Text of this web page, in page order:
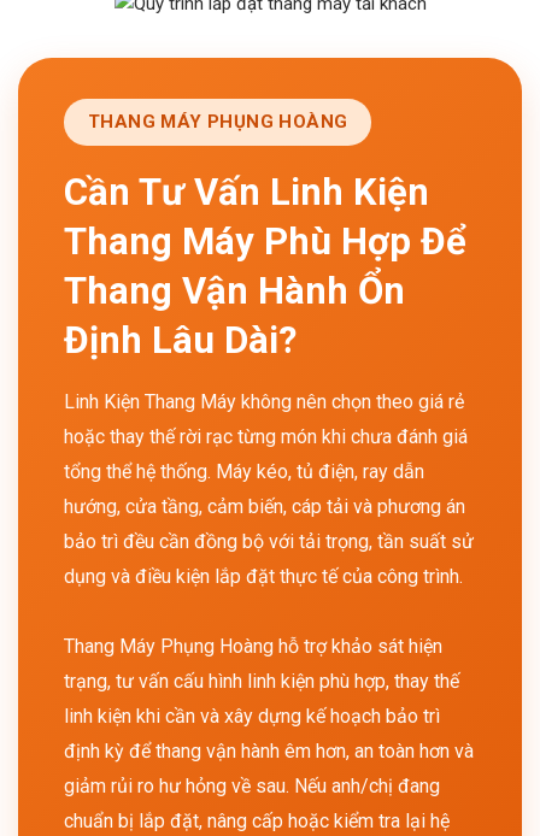
THANG MÁY PHỤNG HOÀNG
Cần Tư Vấn Linh Kiện
Thang Máy Phù Hợp Để
Thang Vận Hành Ổn
Định Lâu Dài?
Linh Kiện Thang Máy không nên chọn theo giá rẻ
hoặc thay thế rời rạc từng món khi chưa đánh giá
tổng thể hệ thống. Máy kéo, tủ điện, ray dẫn
hướng, cửa tầng, cảm biến, cáp tải và phương án
bảo trì đều cần đồng bộ với tải trọng, tần suất sử
dụng và điều kiện lắp đặt thực tế của công trình.
Thang Máy Phụng Hoàng hỗ trợ khảo sát hiện
trạng, tư vấn cấu hình linh kiện phù hợp, thay thế
linh kiện khi cần và xây dựng kế hoạch bảo trì
định kỳ để thang vận hành êm hơn, an toàn hơn và
giảm rủi ro hư hỏng về sau. Nếu anh/chị đang
chuẩn bị lắp đặt, nâng cấp hoặc kiểm tra lại hệ